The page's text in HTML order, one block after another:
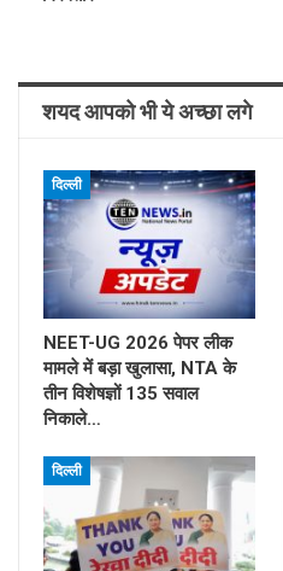
शयद आपको भी ये अच्छा लगे
दिल्ली
NEET-UG 2026 पेपर लीक
मामले में बड़ा खुलासा, NTA के
तीन विशेषज्ञों 135 सवाल
निकाले…
दिल्ली